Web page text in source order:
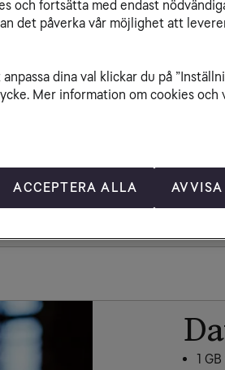
till
samtal 20,00 kr/min
8,80 kr
1
och fortsätta med endast
det påverka vår möjlighet att
dina val klickar du på
Mer information om cookies och
ACCEPTERA ALLA